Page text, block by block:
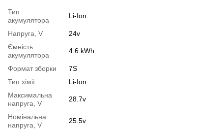
Тип
акумулятора
Li-Ion
Напруга, V
24v
Ємність
акумулятора
4.6 kWh
Формат зборки
7S
Тип хімії
Li-Ion
Максимальна
напруга, V
28.7v
Номінальна
напруга, V
25.5v